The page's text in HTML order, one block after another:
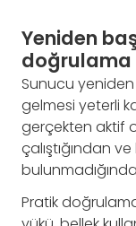
Yeniden
doğrulama
Sunucu yeniden
gelmesi yeterli
gerçekten aktif
çalıştığından
Pratik